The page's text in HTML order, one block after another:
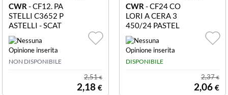
CWR - CF12. PA
STELLI C3652 P
ASTELLI - SCAT
OLA 12 PZ. - CO
L. ASS.
NON DISPONIBILE
2,51€
2,18 €
CWR - CF24 CO
LORI A CERA 3
450/24 PASTEL
LI A CERA - SCA
TOLA 24 PZ. - C
OL. ASS.
DISPONIBILE
2,37€
2,06 €